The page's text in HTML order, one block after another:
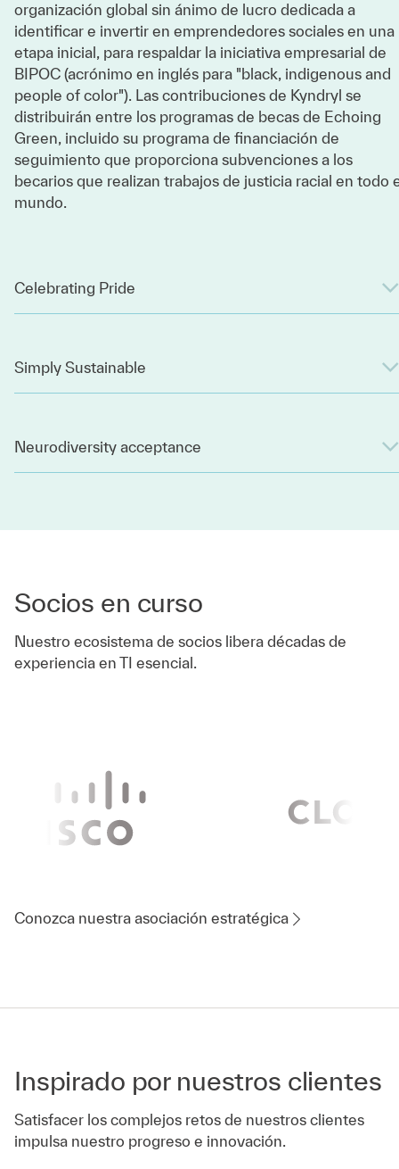
organización global sin ánimo de lucro dedicada a
identificar e invertir en emprendedores sociales en una
etapa inicial, para respaldar la iniciativa empresarial de
BIPOC (acrónimo en inglés para "black, indigenous and
people of color"). Las contribuciones de Kyndryl se
distribuirán entre los programas de becas de Echoing
Green, incluido su programa de financiación de
seguimiento que proporciona subvenciones a los
becarios que realizan trabajos de justicia racial en todo
mundo.
Celebrating Pride
Simply Sustainable
Neurodiversity acceptance
Socios en curso
Nuestro ecosistema de socios libera décadas de
experiencia en TI esencial.
Conozca nuestra asociación estratégica
Inspirado por nuestros clientes
Satisfacer los complejos retos de nuestros clientes
impulsa nuestro progreso e innovación.